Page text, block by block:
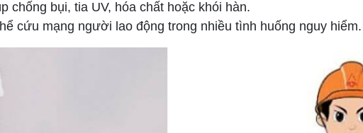
chống bụi, tia UV, hóa chất hoặc khói hàn.
cứu mạng người lao động trong nhiều tình huống nguy hiểm.